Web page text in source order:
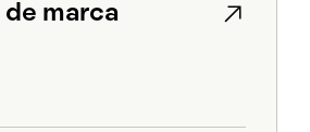
de marca